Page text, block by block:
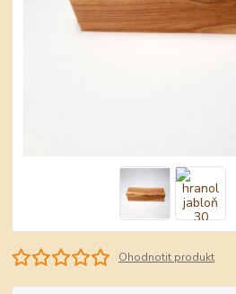
Ohodnotit produkt